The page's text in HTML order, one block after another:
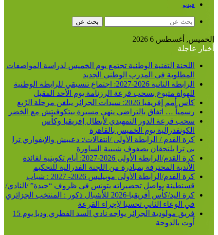
فيديو
بحث عن
الخميس, أغسطس 6 2026
أخبار عاجلة
اللجنة التقنية الوطنية تجتمع يوم الخميس لدراسة المواصفات
المطلوبة في المدرب الوطني الجديد
الرابطة الثانية 2026-2027: اجتماع تنسيقي للرابطة الوطنية
للهواة متبوع بسحب قرعة الرزنامة يوم الأحد المقبل
كأس أمم إفريقيا 2026: سيدات الجزائر يبلغن مرحلة الرُبع
رسمياً … اتفاق بالتراضي ينهي مسيرة بيتكوفيتش مع الخضر
سحب قرعة الدور التمهيدي لأبطال إفريقيا وكأس
الكونفدرالية يوم الخميس بالقاهرة
كرة القدم / الرابطة الأولى /انتقالات/: دعيبش والإيفواري ترا
بي ترا يلتحقان بصفوف شبيبة الساورة
كرة القدم/الرابطة الأولى 2026-2027: أيام تكوينية لفائدة
الأندية المحترفة بمبادرة من اللجنة الفدرالية للتحكيم
كرة القدم/الرابطة الأولى موبيليس 2026- 2027 : شباب
قسنطينة يواصل تحضيراته بتونس في ظروف “جيدة” /النادي/
كرة اليد/كأس أفريقيا-2026 للأشبال ذكور : المنتخب الجزائري
في الوعاء الثاني تحسبا لإجراء القرعة
فريق مولودية الجزائر يواجه نادي السد القطري وديا يوم 15
أوت بالدوحة